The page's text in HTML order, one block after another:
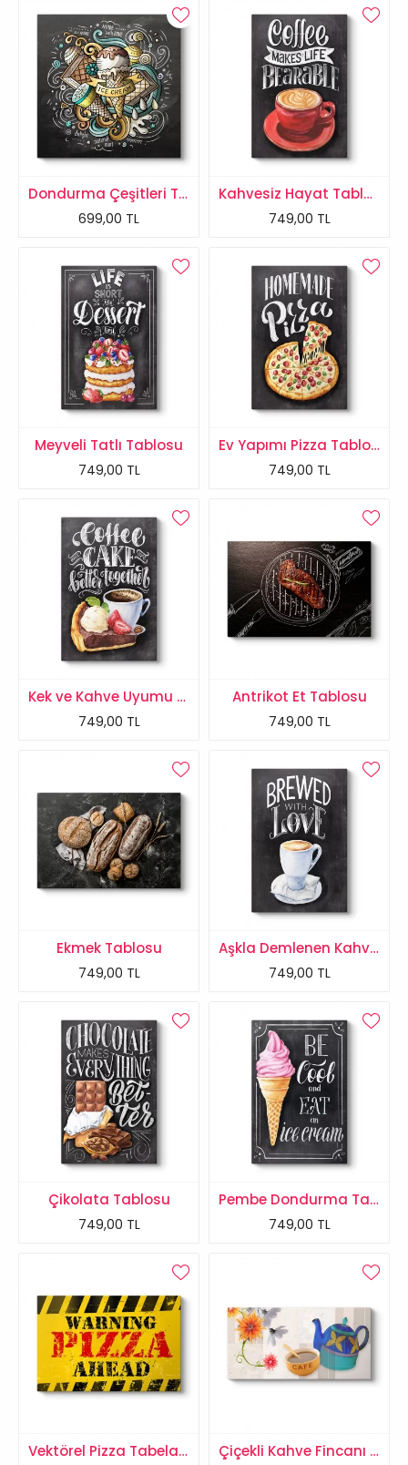
Dondurma Çeşitleri Tablosu
699,00 TL
Kahvesiz Hayat Tablosu
749,00 TL
Meyveli Tatlı Tablosu
749,00 TL
Ev Yapımı Pizza Tablosu
749,00 TL
Kek ve Kahve Uyumu Tablosu
749,00 TL
Antrikot Et Tablosu
749,00 TL
Ekmek Tablosu
749,00 TL
Aşkla Demlenen Kahve Tablosu
749,00 TL
Çikolata Tablosu
749,00 TL
Pembe Dondurma Tablosu
749,00 TL
Vektörel Pizza Tabela Tablosu Çiçekli Kahve Fincanı Tablosu